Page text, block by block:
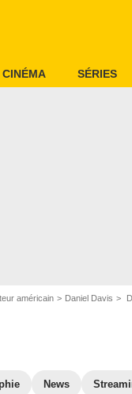
CINÉMA SÉRIES
américain Daniel Davis
News